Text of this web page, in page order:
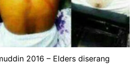
2016 – Elders diserang